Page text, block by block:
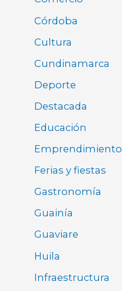
Córdoba
Cultura
Cundinamarca
Deporte
Destacada
Educación
Emprendimiento
Ferias y fiestas
Gastronomía
Guainía
Guaviare
Huila
Infraestructura